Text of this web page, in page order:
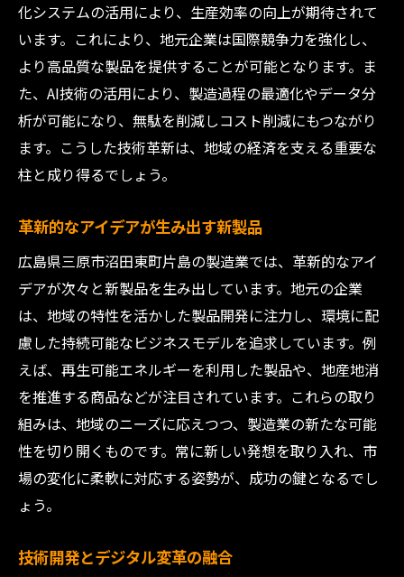
化システムの活用により、生産効率の向上が期待されて
います。これにより、地元企業は国際競争力を強化し、
より高品質な製品を提供することが可能となります。ま
た、AI技術の活用により、製造過程の最適化やデータ分
析が可能になり、無駄を削減しコスト削減にもつながり
ます。こうした技術革新は、地域の経済を支える重要な
柱と成り得るでしょう。
革新的なアイデアが生み出す新製品
広島県三原市沼田東町片島の製造業では、革新的なアイ
デアが次々と新製品を生み出しています。地元の企業
は、地域の特性を活かした製品開発に注力し、環境に配
慮した持続可能なビジネスモデルを追求しています。例
えば、再生可能エネルギーを利用した製品や、地産地消
を推進する商品などが注目されています。これらの取り
組みは、地域のニーズに応えつつ、製造業の新たな可能
性を切り開くものです。常に新しい発想を取り入れ、市
場の変化に柔軟に対応する姿勢が、成功の鍵となるでし
ょう。
技術開発とデジタル変革の融合